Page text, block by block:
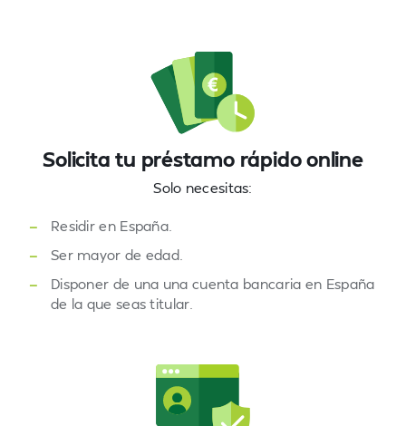
Solicita tu préstamo rápido online
Solo necesitas:
—
Residir en España.
—
Ser mayor de edad.
—
Disponer de una una cuenta bancaria en España
de la que seas titular.